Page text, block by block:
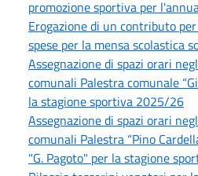
promozione sportiva per
Erogazione di un contributo
spese per la mensa scolastica
Assegnazione di spazi orari
comunali Palestra comunale
la stagione sportiva 2025/26
Assegnazione di spazi orari
comunali Palestra “Pino
"G. Pagoto" per la stagione